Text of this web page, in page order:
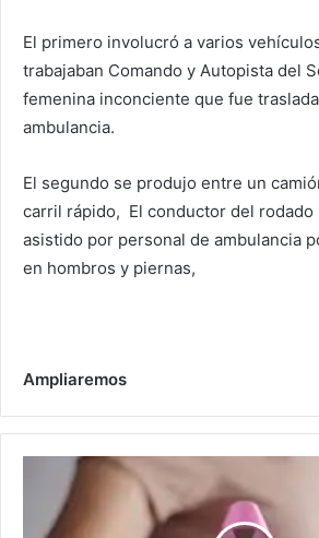
El primero involucró a varios
trabajaban Comando y Autopista del
femenina inconciente que fue
ambulancia.
El segundo se produjo entre un
carril rápido, El conductor del rodado
asistido por personal de ambulancia
en hombros y piernas,
Ampliaremos